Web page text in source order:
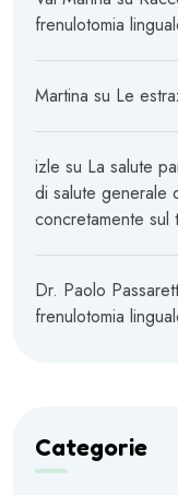
frenulotomia
Martina su Le
izle su La salute
di salute generale
concretamente sul
Dr. Paolo
frenulotomia
Categorie